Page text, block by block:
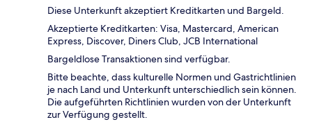
Diese Unterkunft akzeptiert Kreditkarten und Bargeld.
Akzeptierte Kreditkarten: Visa, Mastercard, American
Express, Discover, Diners Club, JCB International
Bargeldlose Transaktionen sind verfügbar.
Bitte beachte, dass kulturelle Normen und Gastrichtlinien
je nach Land und Unterkunft unterschiedlich sein können.
Die aufgeführten Richtlinien wurden von der Unterkunft
zur Verfügung gestellt.